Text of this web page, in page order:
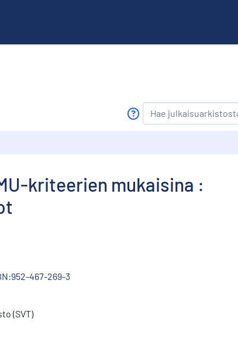
kriteerien mukaisina :
467-269-3
(SVT)